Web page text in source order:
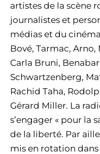
artistes de la scène
journalistes et
médias et du
Bové, Tarmac,
Carla Bruni,
Schwartzenberg,
Rachid Taha,
Gérard Miller. La
s’engager « pour la
de la liberté. Par
mis en rotation